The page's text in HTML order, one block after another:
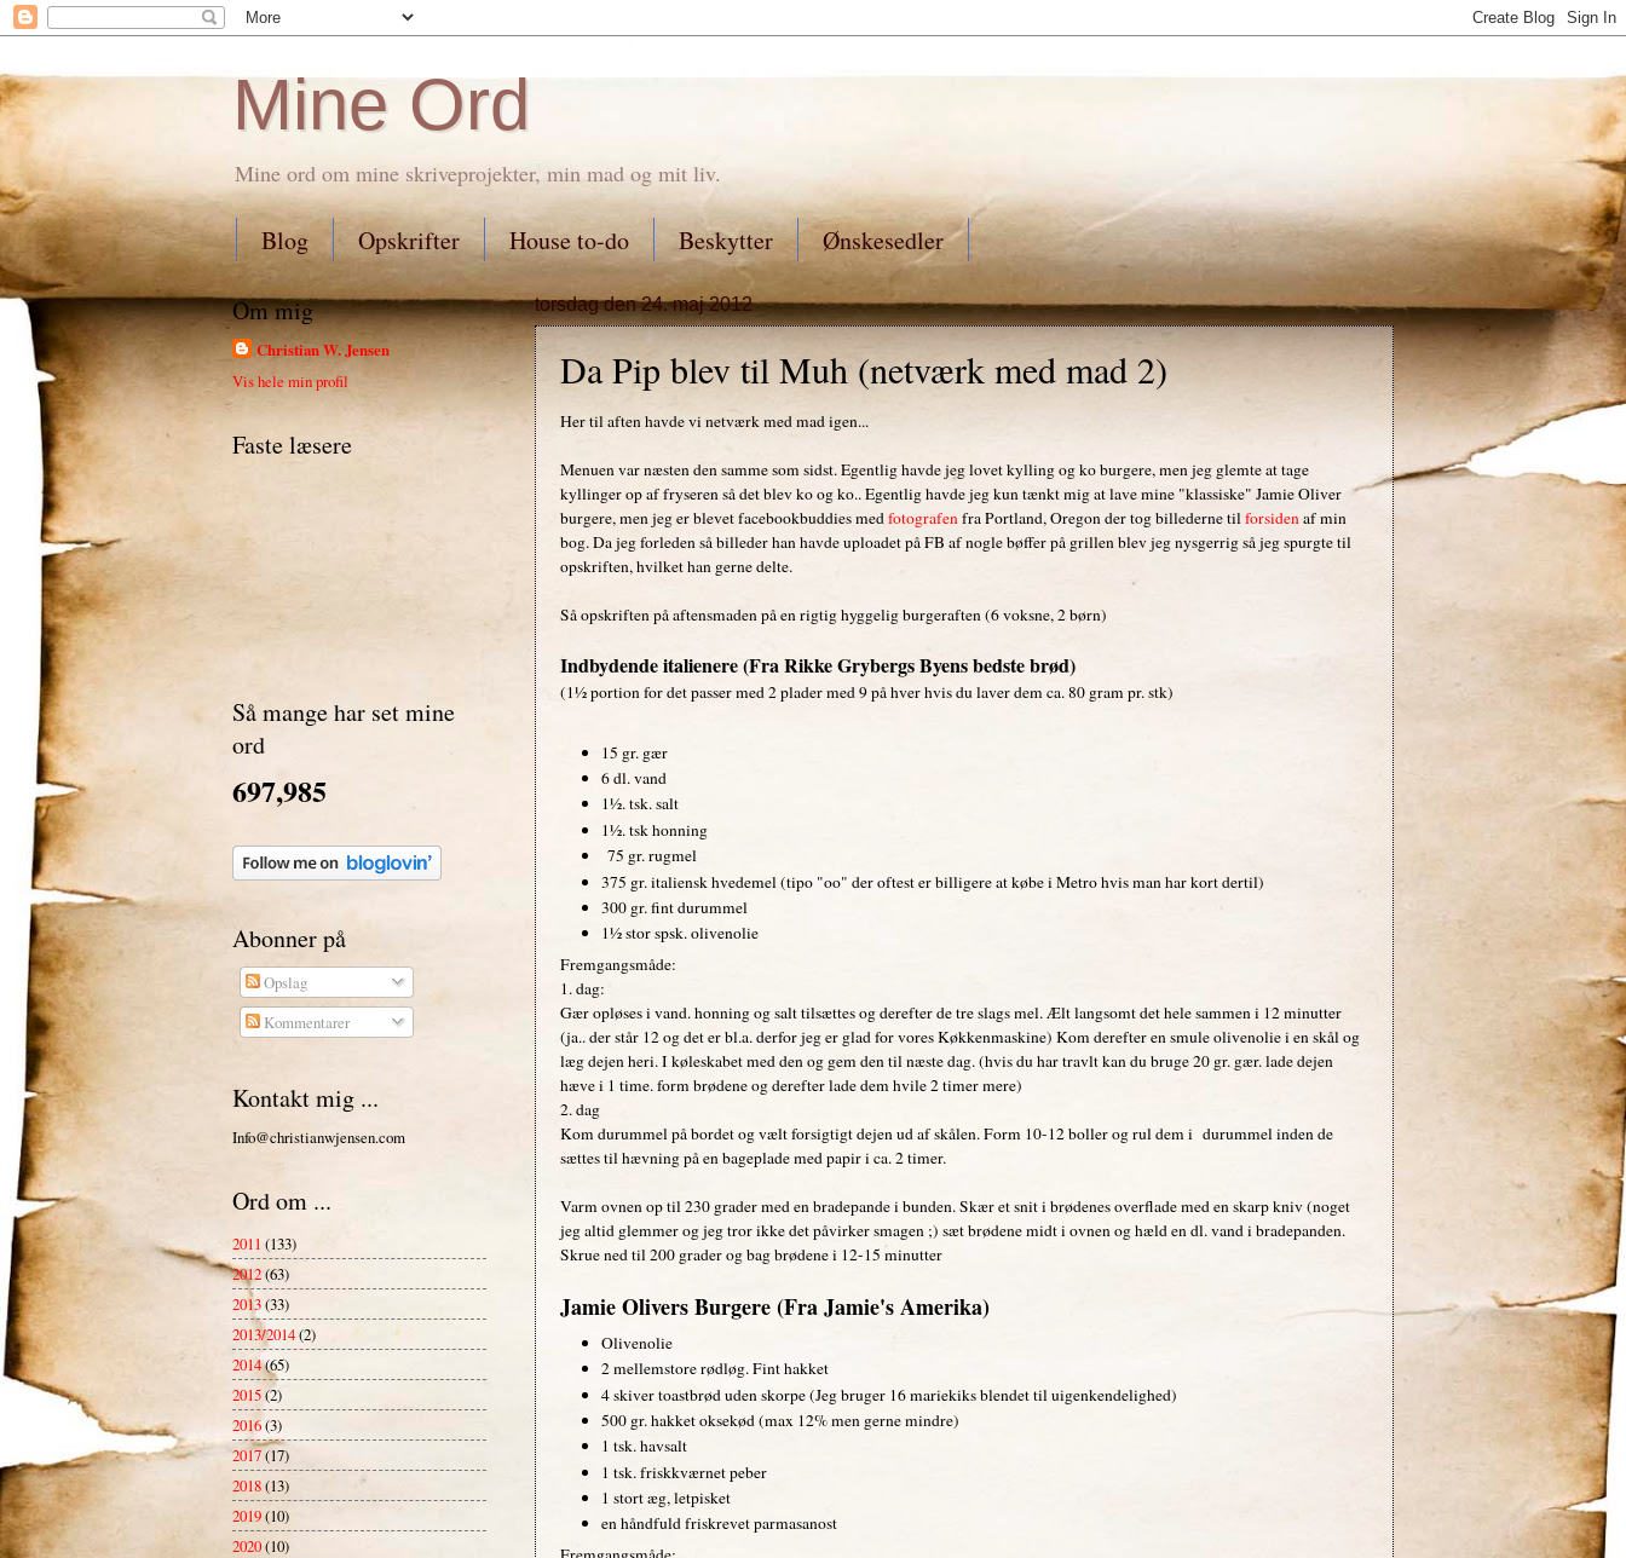
Mine Ord
Mine ord om mine skriveprojekter, min mad og mit liv.
Blog Opskrifter House to-do Beskytter Ønskesedler
torsdag den 24. maj 2012
Da Pip blev til Muh (netværk med mad 2)
Her til aften havde vi netværk med mad igen...
Menuen var næsten den samme som sidst. Egentlig havde jeg lovet kylling og ko burgere, men jeg glemte at tage
kyllinger op af fryseren så det blev ko og ko.. Egentlig havde jeg kun tænkt mig at lave mine "klassiske" Jamie Oliver
burgere, men jeg er blevet facebookbuddies medfotografenfra Portland, Oregon der tog billederne tilforsidenaf min
bog. Da jeg forleden så billeder han havde uploadet på FB af nogle bøffer på grillen blev jeg nysgerrig så jeg spurgte til
opskriften, hvilket han gerne delte.
Så opskriften på aftensmaden på en rigtig hyggelig burgeraften (6 voksne, 2 børn)
Indbydende italienere (Fra Rikke Grybergs Byens bedste brød)
(1½ portion for det passer med 2 plader med 9 på hver hvis du laver dem ca. 80 gram pr. stk)
15 gr. gær
6 dl. vand
1½. tsk. salt
1½. tsk honning
75 gr. rugmel
375 gr. italiensk hvedemel (tipo "oo" der oftest er billigere at købe i Metro hvis man har kort dertil)
300 gr. fint durummel
1½ stor spsk. olivenolie
Fremgangsmåde:
1. dag:
Gær opløses i vand. honning og salt tilsættes og derefter de tre slags mel. Ælt langsomt det hele sammen i 12 minutter
(ja.. der står 12 og det er bl.a. derfor jeg er glad for vores Køkkenmaskine) Kom derefter en smule olivenolie i en skål og
læg dejen heri. I køleskabet med den og gem den til næste dag. (hvis du har travlt kan du bruge 20 gr. gær. lade dejen
hæve i 1 time. form brødene og derefter lade dem hvile 2 timer mere)
2. dag
Kom durummel på bordet og vælt forsigtigt dejen ud af skålen. Form 10-12 boller og rul dem i durummel inden de
sættes til hævning på en bageplade med papir i ca. 2 timer.
Varm ovnen op til 230 grader med en bradepande i bunden. Skær et snit i brødenes overflade med en skarp kniv (noget
jeg altid glemmer og jeg tror ikke det påvirker smagen ;) sæt brødene midt i ovnen og hæld en dl. vand i bradepanden.
Skrue ned til 200 grader og bag brødene i 12-15 minutter
Jamie Olivers Burgere (Fra Jamie's Amerika)
Olivenolie
2 mellemstore rødløg. Fint hakket
4 skiver toastbrød uden skorpe (Jeg bruger 16 mariekiks blendet til uigenkendelighed)
500 gr. hakket oksekød (max 12% men gerne mindre)
1 tsk. havsalt
1 tsk. friskkværnet peber
1 stort æg, letpisket
en håndfuld friskrevet parmasanost
Om mig
Christian W. Jensen
Vis hele min profil
Faste læsere
Så mange har set mine
ord
697,985
Abonner på
Opslag
Kommentarer
Kontakt mig ...
Info@christianwjensen.com
Ord om ...
2011 (133)
2012(63)
2013(33)
2013/2014(2)
2014(65)
2015(2)
2016(3)
2017(17)
2018(13)
2019(10)
2020(10)